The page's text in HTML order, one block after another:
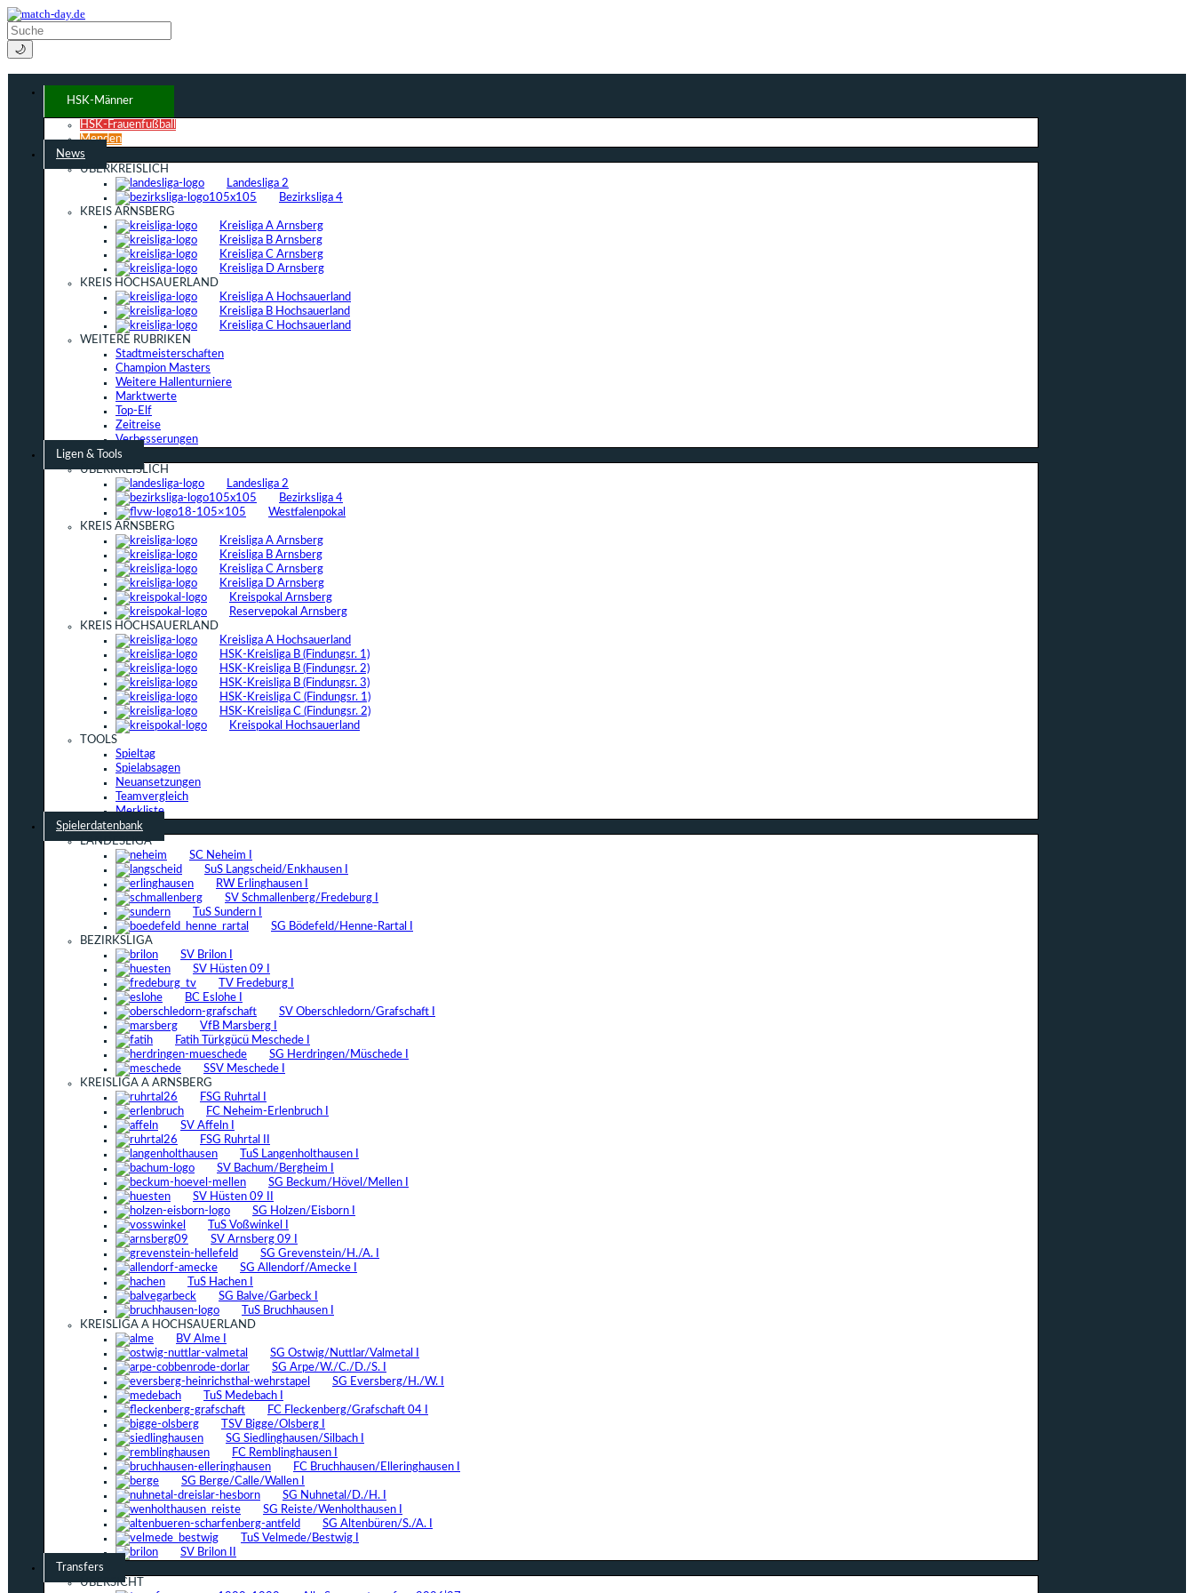
🌙
HSK-Männer
HSK-Frauenfußball
Menden
News
ÜBERKREISLICH
Landesliga 2
Bezirksliga 4
KREIS ARNSBERG
Kreisliga A Arnsberg
Kreisliga B Arnsberg
Kreisliga C Arnsberg
Kreisliga D Arnsberg
KREIS HOCHSAUERLAND
Kreisliga A Hochsauerland
Kreisliga B Hochsauerland
Kreisliga C Hochsauerland
WEITERE RUBRIKEN
Stadtmeisterschaften
Champion Masters
Weitere Hallenturniere
Marktwerte
Top-Elf
Zeitreise
Verbesserungen
Ligen & Tools
ÜBERKREISLICH
Landesliga 2
Bezirksliga 4
Westfalenpokal
KREIS ARNSBERG
Kreisliga A Arnsberg
Kreisliga B Arnsberg
Kreisliga C Arnsberg
Kreisliga D Arnsberg
Kreispokal Arnsberg
Reservepokal Arnsberg
KREIS HOCHSAUERLAND
Kreisliga A Hochsauerland
HSK-Kreisliga B (Findungsr. 1)
HSK-Kreisliga B (Findungsr. 2)
HSK-Kreisliga B (Findungsr. 3)
HSK-Kreisliga C (Findungsr. 1)
HSK-Kreisliga C (Findungsr. 2)
Kreispokal Hochsauerland
TOOLS
Spieltag
Spielabsagen
Neuansetzungen
Teamvergleich
Merkliste
Spielerdatenbank
LANDESLIGA
SC Neheim I
SuS Langscheid/Enkhausen I
RW Erlinghausen I
SV Schmallenberg/Fredeburg I
TuS Sundern I
SG Bödefeld/Henne-Rartal I
BEZIRKSLIGA
SV Brilon I
SV Hüsten 09 I
TV Fredeburg I
BC Eslohe I
SV Oberschledorn/Grafschaft I
VfB Marsberg I
Fatih Türkgücü Meschede I
SG Herdringen/Müschede I
SSV Meschede I
KREISLIGA A ARNSBERG
FSG Ruhrtal I
FC Neheim-Erlenbruch I
SV Affeln I
FSG Ruhrtal II
TuS Langenholthausen I
SV Bachum/Bergheim I
SG Beckum/Hövel/Mellen I
SV Hüsten 09 II
SG Holzen/Eisborn I
TuS Voßwinkel I
SV Arnsberg 09 I
SG Grevenstein/H./A. I
SG Allendorf/Amecke I
TuS Hachen I
SG Balve/Garbeck I
TuS Bruchhausen I
KREISLIGA A HOCHSAUERLAND
BV Alme I
SG Ostwig/Nuttlar/Valmetal I
SG Arpe/W./C./D./S. I
SG Eversberg/H./W. I
TuS Medebach I
FC Fleckenberg/Grafschaft 04 I
TSV Bigge/Olsberg I
SG Siedlinghausen/Silbach I
FC Remblinghausen I
FC Bruchhausen/Elleringhausen I
SG Berge/Calle/Wallen I
SG Nuhnetal/D./H. I
SG Reiste/Wenholthausen I
SG Altenbüren/S./A. I
TuS Velmede/Bestwig I
SV Brilon II
Transfers
ÜBERSICHT